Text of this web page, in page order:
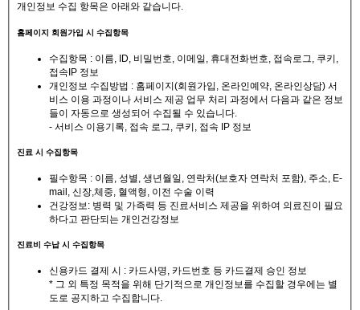
개인정보 수집 항목은 아래와 같습니다.
홈페이지 회원가입 시 수집항목
수집항목 : 이름, ID, 비밀번호, 이메일, 휴대전화번호, 접속로그, 쿠키,
접속IP 정보
개인정보 수집방법 : 홈페이지(회원가입, 온라인예약, 온라인상담) 서
비스 이용 과정이나 서비스 제공 업무 처리 과정에서 다음과 같은 정보
들이 자동으로 생성되어 수집될 수 있습니다.
- 서비스 이용기록, 접속 로그, 쿠키, 접속 IP 정보
진료 시 수집항목
필수항목 : 이름, 성별, 생년월일, 연락처(보호자 연락처 포함), 주소, E-
mail, 신장,체중, 혈액형, 이전 수술 이력
건강정보: 병력 및 가족력 등 진료서비스 제공을 위하여 의료진이 필요
하다고 판단되는 개인건강정보
진료비 수납 시 수집항목
신용카드 결제 시 : 카드사명, 카드번호 등 카드결제 승인 정보
* 그 외 특정 목적을 위해 단기적으로 개인정보를 수집할 경우에는 별
도로 공지하고 수집합니다.